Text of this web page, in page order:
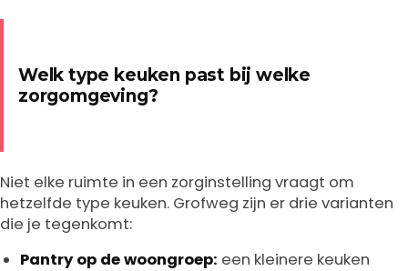
Welk type keuken past bij welke
zorgomgeving?
Niet elke ruimte in een zorginstelling vraagt om
hetzelfde type keuken. Grofweg zijn er drie varianten
die je tegenkomt:
Pantry op de woongroep: een kleinere keuken